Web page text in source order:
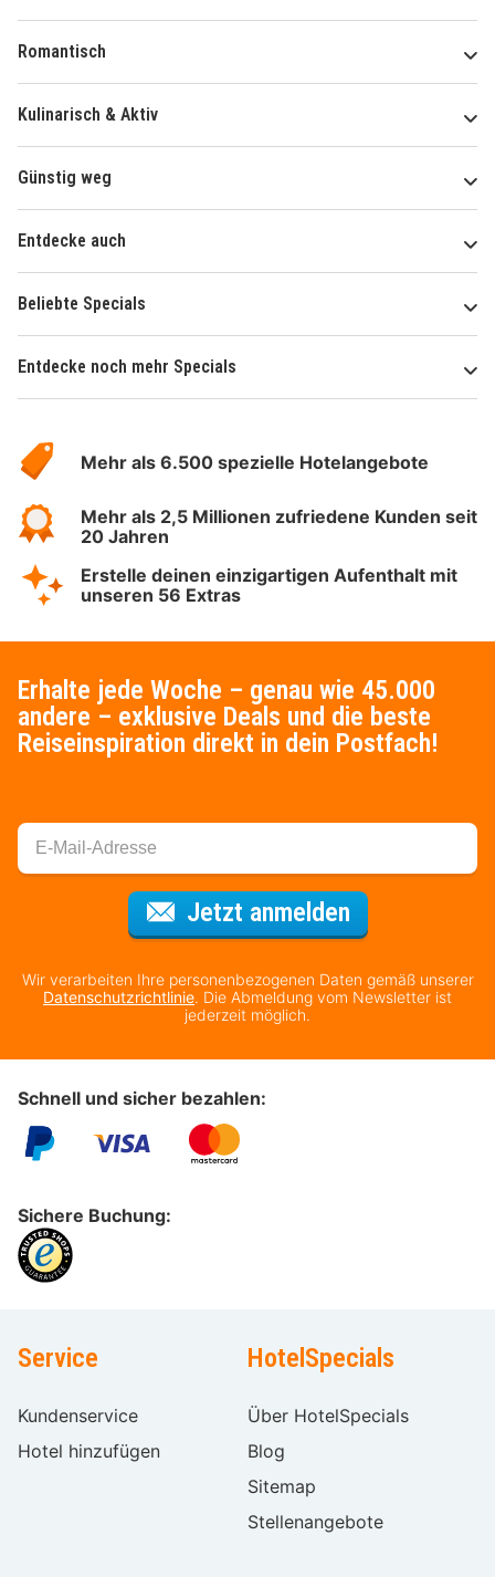
Romantisch
Kulinarisch & Aktiv
Günstig weg
Entdecke auch
Beliebte Specials
Entdecke noch mehr Specials
Hotelspecials
Mehr als 6.500 spezielle Hotelangebote
Mehr als 2,5 Millionen zufriedene Kunden seit
20 Jahren
Erstelle deinen einzigartigen Aufenthalt mit
unseren 56 Extras
Erhalte jede Woche – genau wie 45.000
andere – exklusive Deals und die beste
Reiseinspiration direkt in dein Postfach!
Jetzt anmeldenFür den
Wir verarbeiten Ihre personenbezogenen Daten gemäß unserer
Datenschutzrichtlinie. Die Abmeldung vom Newsletter ist
jederzeit möglich.
Schnell und sicher bezahlen:
Sichere Buchung:
Service
Kundenservice
Hotel hinzufügen
HotelSpecials
Über HotelSpecials
Blog
Sitemap
Stellenangebote